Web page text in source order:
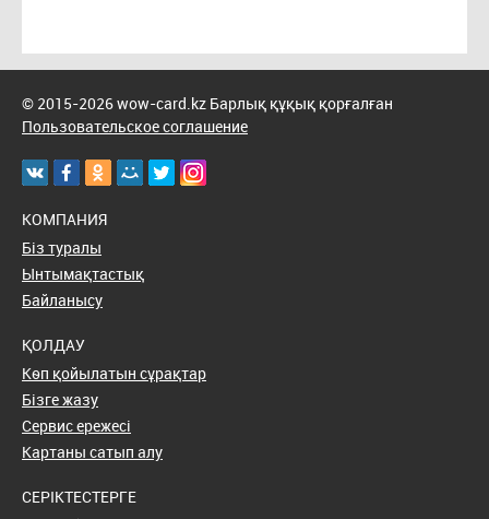
© 2015-2026 wow-card.kz Барлық құқық қорғалған
Пользовательское соглашение
КОМПАНИЯ
Біз туралы
Ынтымақтастық
Байланысу
ҚОЛДАУ
Көп қойылатын сұрақтар
Бізге жазу
Сервис ережесі
Картаны сатып алу
СЕРІКТЕСТЕРГЕ